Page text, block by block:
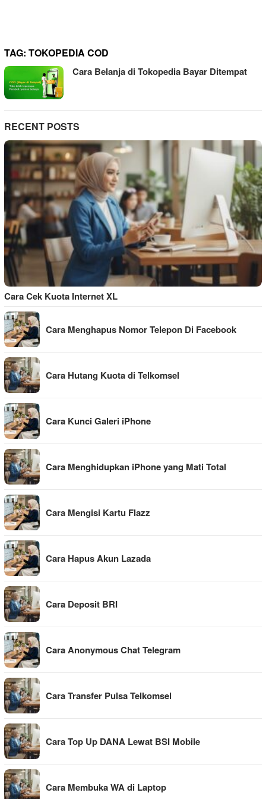
TAG: TOKOPEDIA COD
Cara Belanja di Tokopedia Bayar Ditempat
RECENT POSTS
Cara Cek Kuota Internet XL
Cara Menghapus Nomor Telepon Di Facebook
Cara Hutang Kuota di Telkomsel
Cara Kunci Galeri iPhone
Cara Menghidupkan iPhone yang Mati Total
Cara Mengisi Kartu Flazz
Cara Hapus Akun Lazada
Cara Deposit BRI
Cara Anonymous Chat Telegram
Cara Transfer Pulsa Telkomsel
Cara Top Up DANA Lewat BSI Mobile
Cara Membuka WA di Laptop